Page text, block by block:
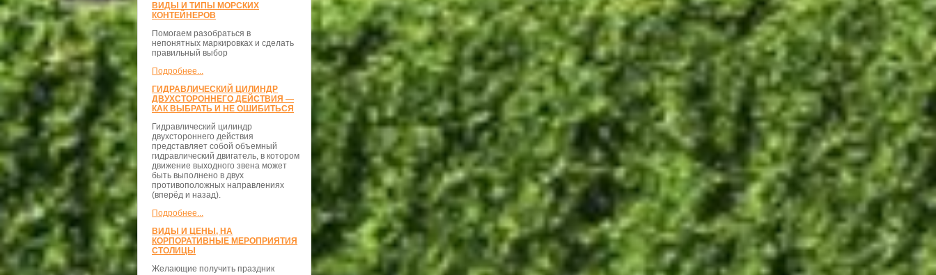
ВИДЫ И ТИПЫ МОРСКИХ
КОНТЕЙНЕРОВ
Помогаем разобраться в
непонятных маркировках и сделать
правильный выбор
Подробнее...
ГИДРАВЛИЧЕСКИЙ ЦИЛИНДР
ДВУХСТОРОННЕГО ДЕЙСТВИЯ —
КАК ВЫБРАТЬ И НЕ ОШИБИТЬСЯ
Гидравлический цилиндр
двухстороннего действия
представляет собой объемный
гидравлический двигатель, в котором
движение выходного звена может
быть выполнено в двух
противоположных направлениях
(вперёд и назад).
Подробнее...
ВИДЫ И ЦЕНЫ, НА
КОРПОРАТИВНЫЕ МЕРОПРИЯТИЯ
СТОЛИЦЫ
Желающие получить праздник